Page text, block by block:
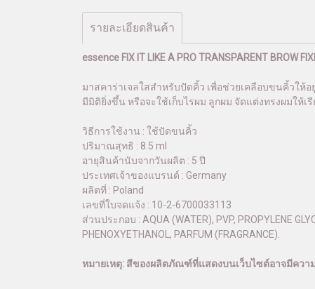
รายละเอียดสินค้า
essence FIX IT LIKE A PRO TRANSPARENT BROW
มาสคาร่าเจลใสสำหรับปัดคิ้ว เพื่อช่วยเคลือบขนคิ้วให้
มีมิติยิ่งขึ้น หรือจะใช้เก็บไรผม ลูกผม จัดแต่งทรงผมให้
วิธีการใช้งาน : ใช้ปัดขนคิ้ว
ปริมาณสุทธิ : 8.5 ml
อายุสินค้านับจากวันผลิต : 5 ปี
ประเทศเจ้าของแบรนด์ : Germany
ผลิตที่ : Poland
เลขที่ใบจดแจ้ง : 10-2-6700033113
ส่วนประกอบ : AQUA (WATER), PVP, PROPYLENE
PHENOXYETHANOL, PARFUM (FRAGRANCE).
หมายเหตุ: สีของผลิตภัณฑ์ที่แสดงบนเว็บไซต์อาจมีคว